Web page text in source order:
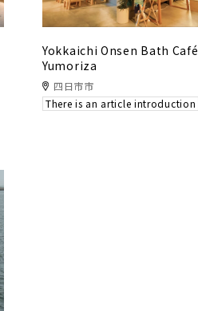
Yokkaichi Onsen Bath Café
Yumoriza
四日市市
There is an article introduction